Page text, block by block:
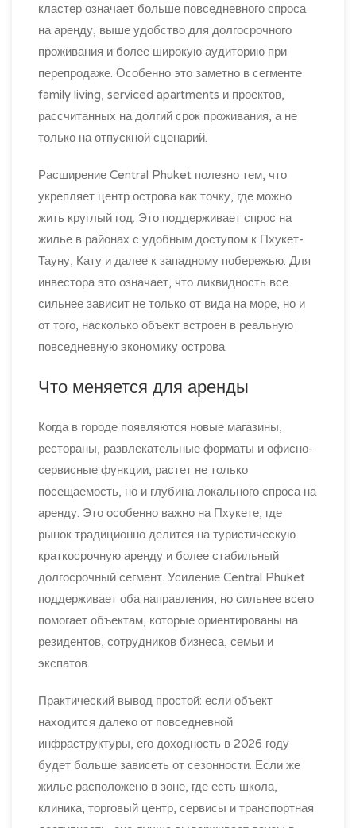
кластер означает больше повседневного спроса
на аренду, выше удобство для долгосрочного
проживания и более широкую аудиторию при
перепродаже. Особенно это заметно в сегменте
family living, serviced apartments и проектов,
рассчитанных на долгий срок проживания, а не
только на отпускной сценарий.
Расширение Central Phuket полезно тем, что
укрепляет центр острова как точку, где можно
жить круглый год. Это поддерживает спрос на
жилье в районах с удобным доступом к Пхукет-
Тауну, Кату и далее к западному побережью. Для
инвестора это означает, что ликвидность все
сильнее зависит не только от вида на море, но и
от того, насколько объект встроен в реальную
повседневную экономику острова.
Что меняется для аренды
Когда в городе появляются новые магазины,
рестораны, развлекательные форматы и офисно-
сервисные функции, растет не только
посещаемость, но и глубина локального спроса на
аренду. Это особенно важно на Пхукете, где
рынок традиционно делится на туристическую
краткосрочную аренду и более стабильный
долгосрочный сегмент. Усиление Central Phuket
поддерживает оба направления, но сильнее всего
помогает объектам, которые ориентированы на
резидентов, сотрудников бизнеса, семьи и
экспатов.
Практический вывод простой: если объект
находится далеко от повседневной
инфраструктуры, его доходность в 2026 году
будет больше зависеть от сезонности. Если же
жилье расположено в зоне, где есть школа,
клиника, торговый центр, сервисы и транспортная